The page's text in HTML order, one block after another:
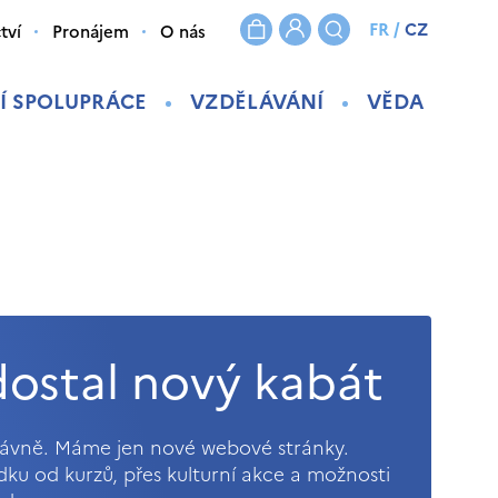
SPOLUPRÁCE VZDĚLÁVÁNÍ VĚDA
Pronájem O nás FR/CZ
nový kabát
Máme jen nové webové stránky.
od kurzů, přes kulturní akce a možnosti